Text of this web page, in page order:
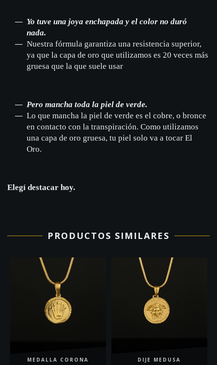
Yo tuve una joya enchapada y el color no duró
nada.
Nuestra fórmula garantiza una resistencia superior,
ya que la capa de oro que utilizamos es 20 veces más
gruesa que la que suele usar
Pero mancha toda la piel de verde.
Lo que mancha la piel de verde es el cobre, o bronce
en contacto con la transpiración. Como utilizamos
una capa de oro gruesa, tu piel solo va a tocar El
Oro.
Elegí destacar hoy.
PRODUCTOS SIMILARES
MEDALLA CORONA DIJE MEDUSA